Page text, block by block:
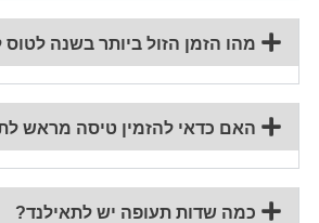
מהו הזמן הזול ביותר בשנה לטוס
האם כדאי להזמין טיסה מראש
כמה שדות תעופה יש לתאילנד?